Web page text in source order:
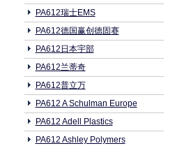
PA612瑞士EMS
PA612德国赢创德固赛
PA612日本宇部
PA612兰蒂奇
PA612普立万
PA612 A Schulman Europe
PA612 Adell Plastics
PA612 Ashley Polymers